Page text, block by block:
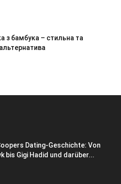
з бамбука – стильна та
Dating-Geschichte: Von
bis Gigi Hadid und darüber...